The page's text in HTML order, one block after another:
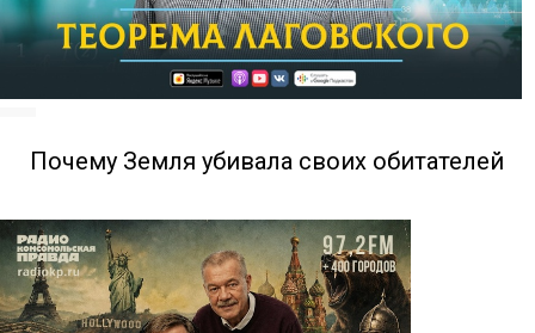
Почему Земля убивала своих обитателей